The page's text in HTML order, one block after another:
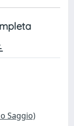
Saggio)